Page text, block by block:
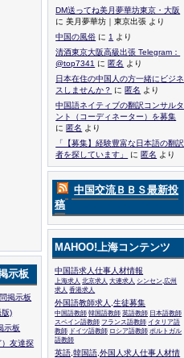
示板
掲示板
版)
示板
友達探
DM送ってね美月夢華坊東京・大阪
に 美月夢華坊｜東京出張 より
中国の風俗 に 1
より
清酒東京大阪高級出張 Telegram：
@top7341 に 匿名 より
日本在住の中国人の方一緒にビジネ
スしませんか？ に 匿名 より
中国語ネイティブの翻訳コンサルタ
ント（コーディネーター）を募集
に 匿名 より
「【募集】経験豊富な日本語の翻訳
者を探しています」
に 匿名 より
中国交流ＢＢＳ最新投
稿
MAHOO!上海コンテンツ
中国語求人仕事人材情報
上海求人 北京求人 大連求人 シンセン,広州
求人 香港求人
外国語教師求人,生徒募集
中国語教師 韓国語教師 英語教師 日本語教師
スペイン語教師 フランス語教師 イタリア語
教師 ドイツ語教師 ロシア語教師 ポルトガル
語教師
英語,韓国語,外国人求人仕事人材情